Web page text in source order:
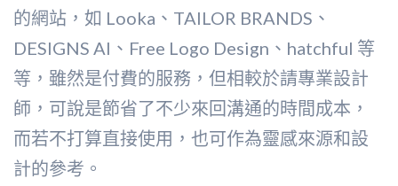
的網站，如 Looka、TAILOR BRANDS、
DESIGNS AI、Free Logo Design、hatchful 等
等，雖然是付費的服務，但相較於請專業設計
師，可說是節省了不少來回溝通的時間成本，
而若不打算直接使用，也可作為靈感來源和設
計的參考。